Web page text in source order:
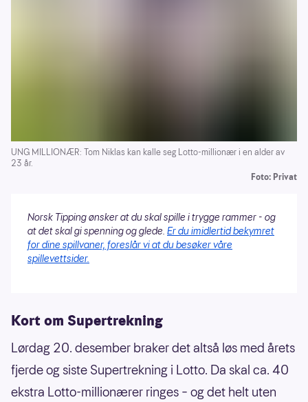
UNG MILLIONÆR: Tom Niklas kan kalle seg Lotto-millionær i en alder av
23 år.
Foto: Privat
Norsk Tipping ønsker at du skal spille i trygge rammer - og
at det skal gi spenning og glede. Er du imidlertid bekymret
for dine spillvaner, foreslår vi at du besøker våre
spillevettsider.
Kort om Supertrekning
Lørdag 20. desember braker det altså løs med årets
fjerde og siste Supertrekning i Lotto. Da skal ca. 40
ekstra Lotto-millionærer ringes – og det helt uten